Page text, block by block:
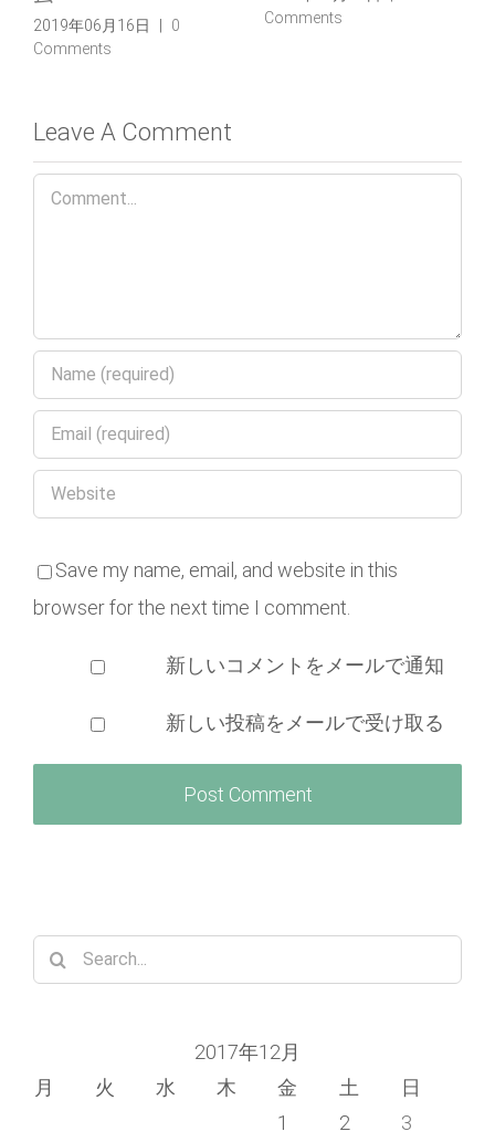
2019年06月16日 |
0
Comments
Comments
Leave A Comment
Comment
Save my name, email, and website in this
browser for the next time I comment.
新しいコメントをメールで通知
新しい投稿をメールで受け取る
Search
for:
2017年12月
月
火 水 木 金 土
日
1
2
3